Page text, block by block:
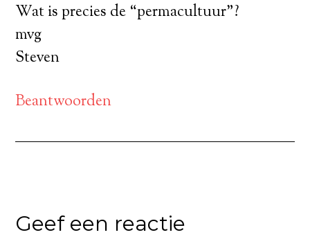
Wat is precies de “permacultuur”?
mvg
Steven
Beantwoorden
Geef een reactie